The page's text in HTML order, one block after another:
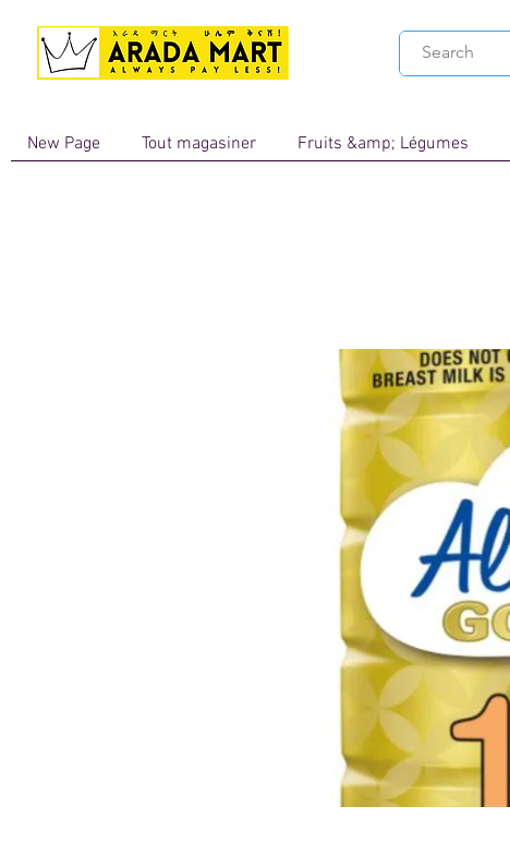
New Page Tout magasiner Fruits &amp; Légumes